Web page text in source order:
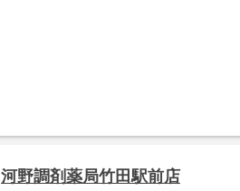
河野調剤薬局竹田駅前店